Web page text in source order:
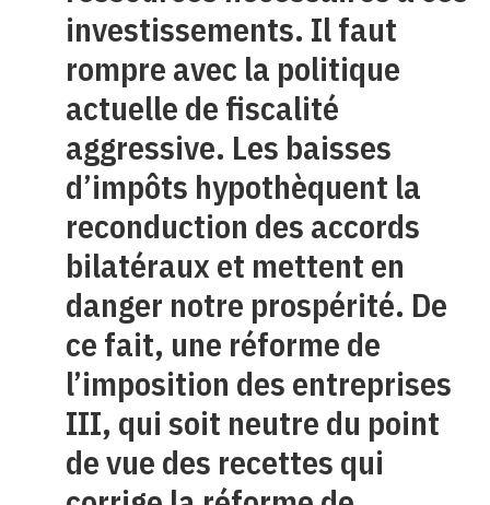
investissements. Il faut
rompre avec la politique
actuelle de fiscalité
aggressive. Les baisses
d’impôts hypothèquent la
reconduction des accords
bilatéraux et mettent en
danger notre prospérité. De
ce fait, une réforme de
l’imposition des entreprises
III, qui soit neutre du point
de vue des recettes qui